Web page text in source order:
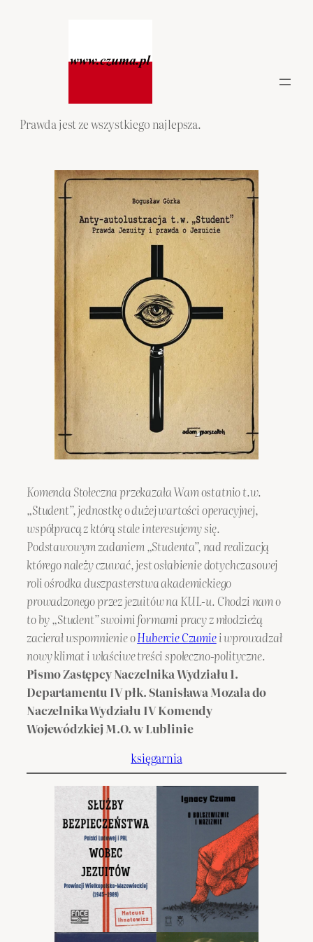
Prawda jest ze wszystkiego najlepsza.
Komenda Stołeczna przekazała Wam ostatnio t.w.
„Student”, jednostkę o dużej wartości operacyjnej,
współpracą z którą stale interesujemy się.
Podstawowym zadaniem „Studenta”, nad realizacją
którego należy czuwać, jest osłabienie dotychczasowej
roli ośrodka duszpasterstwa akademickiego
prowadzonego przez jezuitów na KUL-u. Chodzi nam o
to by „Student” swoimi formami pracy z młodzieżą
zacierał wspomnienie oHubercie Czumiei wprowadzał
nowy klimat i właściwe treści społeczno-polityczne.
Pismo Zastępcy Naczelnika Wydziału 1.
Departamentu IV płk. Stanisława Mozala do
Naczelnika Wydziału IV Komendy
Wojewódzkiej M.O. w Lublinie
księgarnia